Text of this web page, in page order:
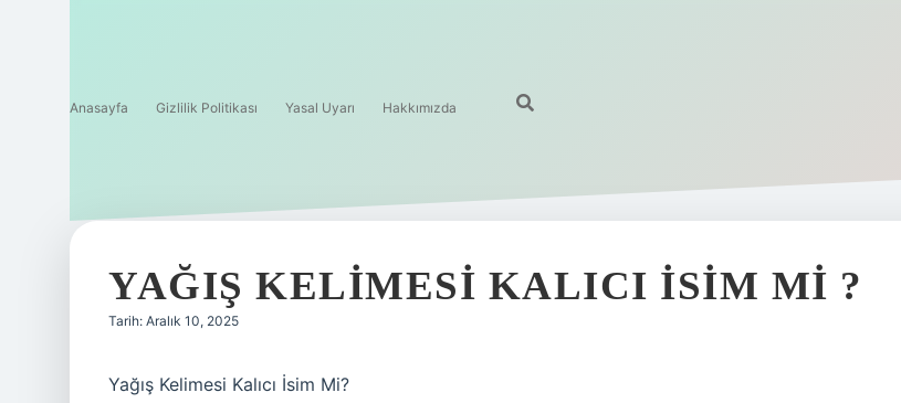
Anasayfa Gizlilik Politikası Yasal Uyarı Hakkımızda
YAĞIŞ KELIMESI KALICI ISIM MI ?
Tarih: Aralık 10, 2025
Yağış Kelimesi Kalıcı İsim Mi?